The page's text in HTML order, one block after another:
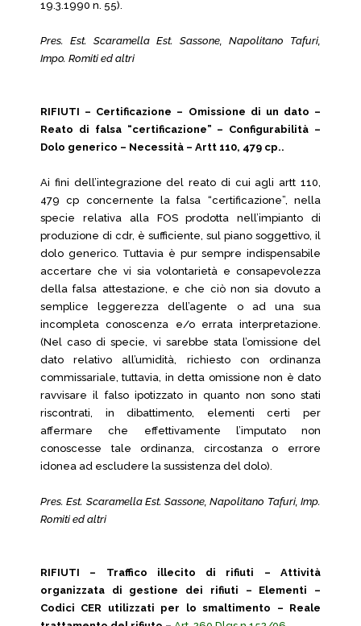
19.3.1990 n. 55).
Pres. Est. Scaramella Est. Sassone, Napolitano Tafuri,
Impo. Romiti ed altri
RIFIUTI – Certificazione – Omissione di un dato –
Reato di falsa “certificazione” – Configurabilità –
Dolo generico – Necessità – Artt 110, 479 cp..
Ai fini dell’integrazione del reato di cui agli artt 110,
479 cp concernente la falsa “certificazione”, nella
specie relativa alla FOS prodotta nell’impianto di
produzione di cdr, è sufficiente, sul piano soggettivo, il
dolo generico. Tuttavia è pur sempre indispensabile
accertare che vi sia volontarietà e consapevolezza
della falsa attestazione, e che ciò non sia dovuto a
semplice leggerezza dell’agente o ad una sua
incompleta conoscenza e/o errata interpretazione.
(Nel caso di specie, vi sarebbe stata l’omissione del
dato relativo all’umidità, richiesto con ordinanza
commissariale, tuttavia, in detta omissione non è dato
ravvisare il falso ipotizzato in quanto non sono stati
riscontrati, in dibattimento, elementi certi per
affermare che effettivamente l’imputato non
conoscesse tale ordinanza, circostanza o errore
idonea ad escludere la sussistenza del dolo).
Pres. Est. Scaramella Est. Sassone, Napolitano Tafuri, Imp.
Romiti ed altri
RIFIUTI – Traffico illecito di rifiuti – Attività
organizzata di gestione dei rifiuti – Elementi –
Codici CER utilizzati per lo smaltimento – Reale